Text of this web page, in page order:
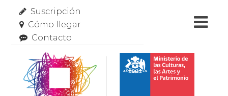
Suscripción
Cómo llegar
Contacto